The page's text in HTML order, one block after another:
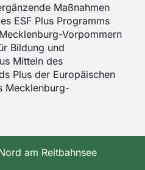
Maßnahmen
ESF Plus Programms
Vorpommern
Bildung und
Mitteln des
Plus der Europäischen
Mecklenburg-
am Reitbahnsee